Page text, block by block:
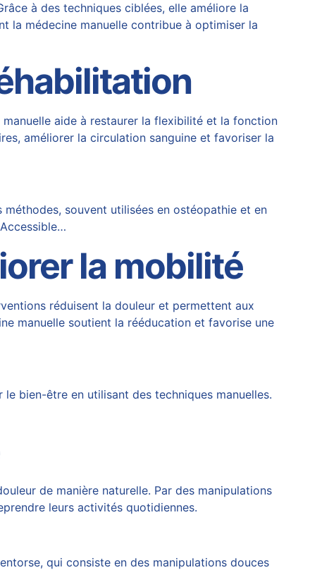
à des techniques ciblées, elle améliore la
la médecine manuelle contribue à optimiser la
aide à restaurer la flexibilité et la fonction
améliorer la circulation sanguine et favoriser la
méthodes, souvent utilisées en ostéopathie et en
la mobilité
réduisent la douleur et permettent aux
manuelle soutient la rééducation et favorise une
bien-être en utilisant des techniques manuelles.
de manière naturelle. Par des manipulations
leurs activités quotidiennes.
qui consiste en des manipulations douces